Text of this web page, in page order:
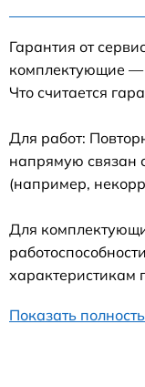
Гарантия от
комплектующие —
Что считается
Для работ:
напрямую связан
(например,
Для
характеристикам
Показать